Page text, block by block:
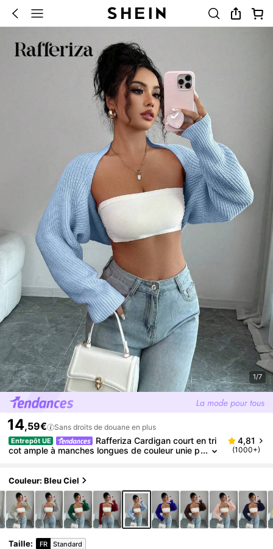
1/7
14,59€ Sans droits de douane en plus
Entrepôt UE
Rafferiza Cardigan court en tri
cot ample à manches longues de couleur unie p
4,81
(1000+)
Couleur: Bleu Ciel
Taille: FR Standard